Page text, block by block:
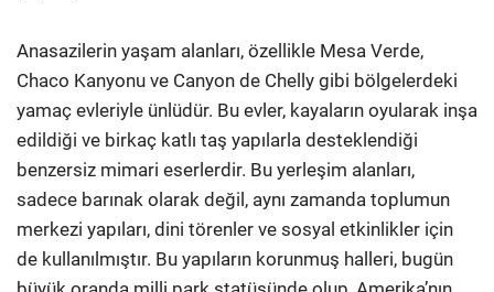
Anasazilerin yaşam alanları, özellikle Mesa Verde,
Chaco Kanyonu ve Canyon de Chelly gibi bölgelerdeki
yamaç evleriyle ünlüdür. Bu evler, kayaların oyularak inşa
edildiği ve birkaç katlı taş yapılarla desteklendiği
benzersiz mimari eserlerdir. Bu yerleşim alanları,
sadece barınak olarak değil, aynı zamanda toplumun
merkezi yapıları, dini törenler ve sosyal etkinlikler için
de kullanılmıştır. Bu yapıların korunmuş halleri, bugün